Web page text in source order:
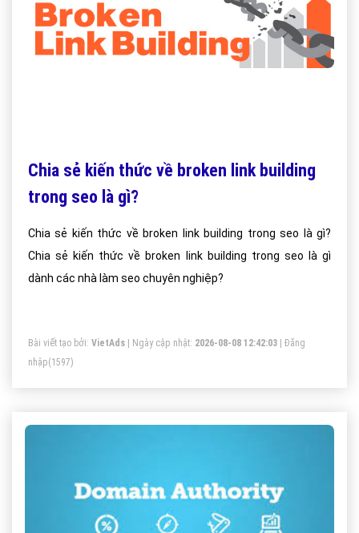
Chia sẻ kiến thức về broken link building
trong seo là gì?
Chia sẻ kiến thức về broken link building trong seo là gì?
Chia sẻ kiến thức về broken link building trong seo là gì
dành các nhà làm seo chuyên nghiệp?
Bài viết tạo bởi: VietAds | Ngày cập nhật: 2026-08-08 12:42:03
Đăng
nhập(1597)